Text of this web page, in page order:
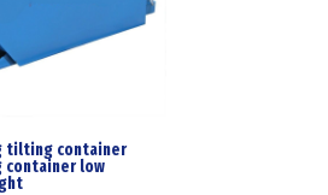
tilting container
low